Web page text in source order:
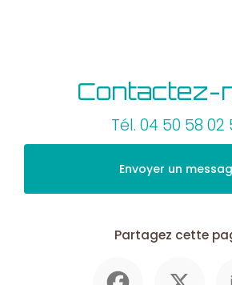
Contactez-
Tél. 04 50 58 02
Envoyer un
Partagez cette